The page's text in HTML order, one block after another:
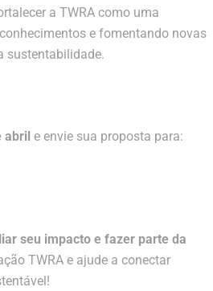
a TWRA como uma
e fomentando novas
sustentabilidade.
abril e envie sua proposta para:
seu impacto e fazer parte da
TWRA e ajude a conectar